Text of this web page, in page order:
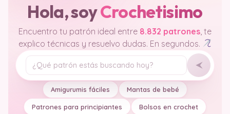
Hola, soyCrochetisimo
Encuentro tu patrón ideal entre 8.832 patrones , te
explico técnicas y resuelvo dudas. En segundos.
Tu pregunta
Amigurumis fáciles Mantas de bebé
Patrones para principiantes Bolsos en crochet